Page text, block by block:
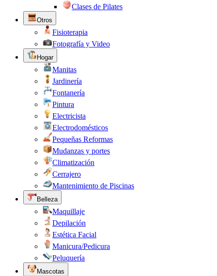
Clases de Pilates
Otros
Fisioterapia
Fotografía y Video
Hogar
Manitas
Jardinería
Fontanería
Pintura
Electricista
Electrodomésticos
Pequeñas Reformas
Mudanzas y portes
Climatización
Cerrajero
Mantenimiento de Piscinas
Belleza
Maquillaje
Depilación
Estética Facial
Manicura/Pedicura
Peluquería
Mascotas